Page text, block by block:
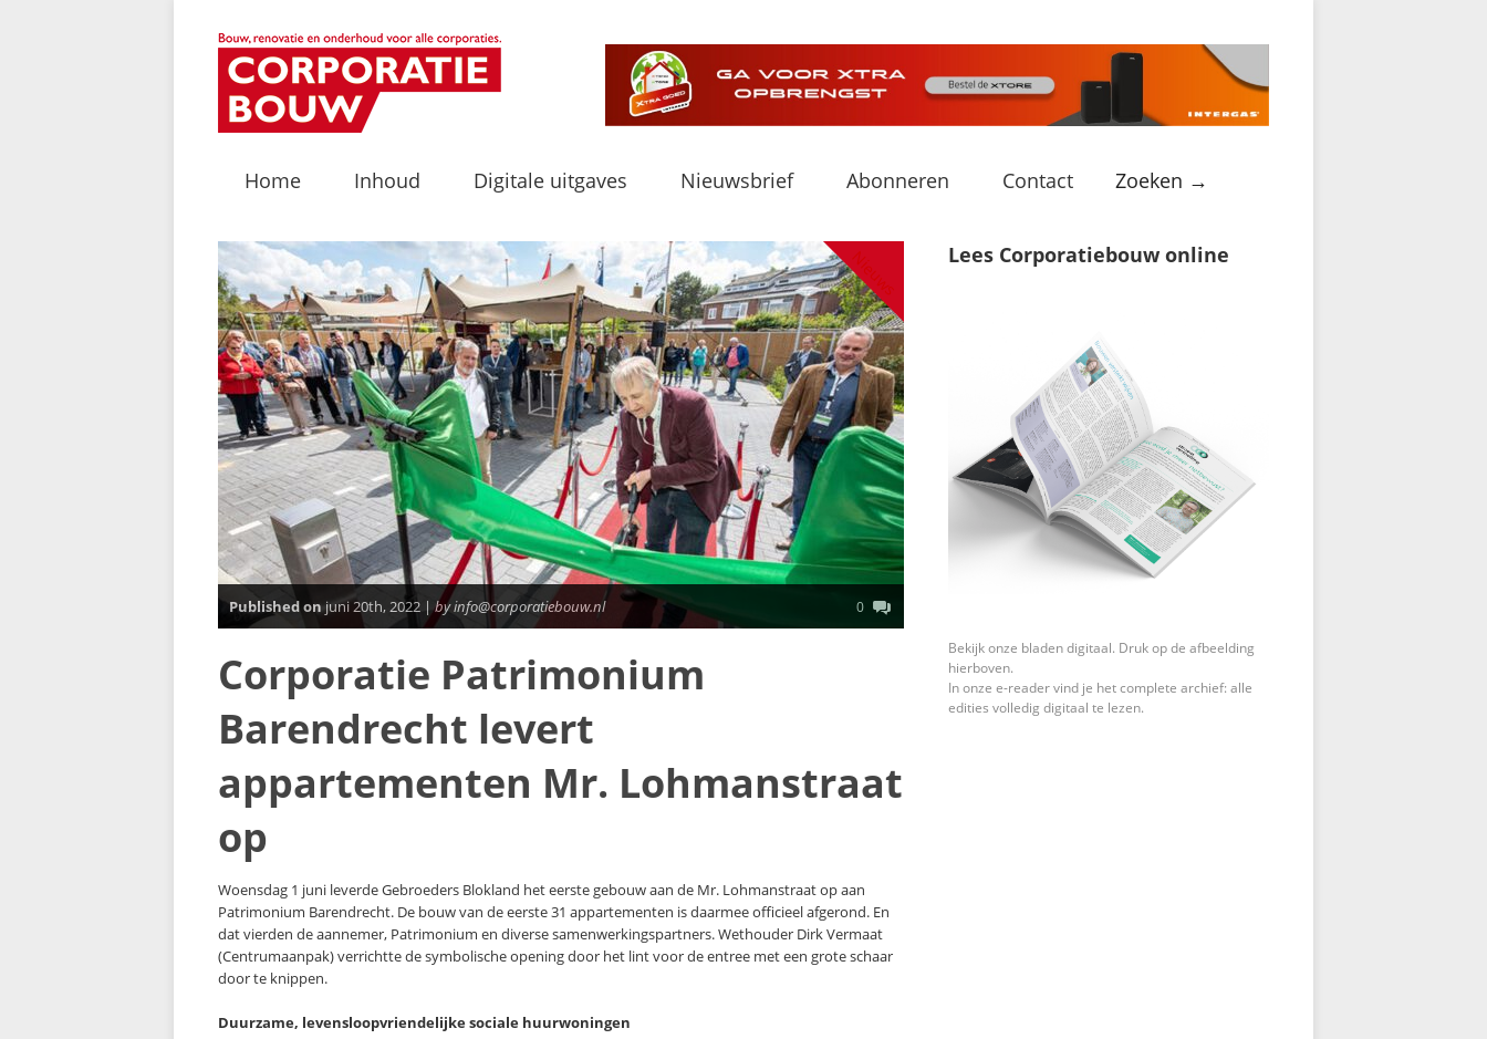
Home Inhoud Digitale uitgaves Nieuwsbrief Abonneren Contact Zoeken →
Nieuws
Published onjuni 20th, 2022 |by info@corporatiebouw.nl 0
Corporatie Patrimonium
Barendrecht levert
appartementen Mr. Lohmanstraat
op
Woensdag 1 juni leverde Gebroeders Blokland het eerste gebouw aan de Mr. Lohmanstraat op aan
Patrimonium Barendrecht. De bouw van de eerste 31 appartementen is daarmee officieel afgerond. En
dat vierden de aannemer, Patrimonium en diverse samenwerkingspartners. Wethouder Dirk Vermaat
(Centrumaanpak) verrichtte de symbolische opening door het lint voor de entree met een grote schaar
door te knippen.
Duurzame, levensloopvriendelijke sociale huurwoningen
Lees Corporatiebouw online
Bekijk onze bladen digitaal. Druk op de afbeelding
hierboven.
In onze e-reader vind je het complete archief: alle
edities volledig digitaal te lezen.